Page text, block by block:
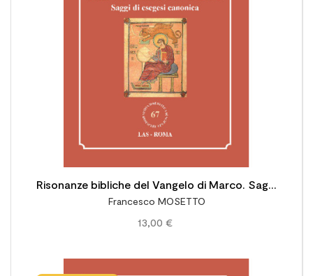
Risonanze bibliche del Vangelo di Marco. Saggi
di esegesi canonica
Francesco MOSETTO
13,00 €